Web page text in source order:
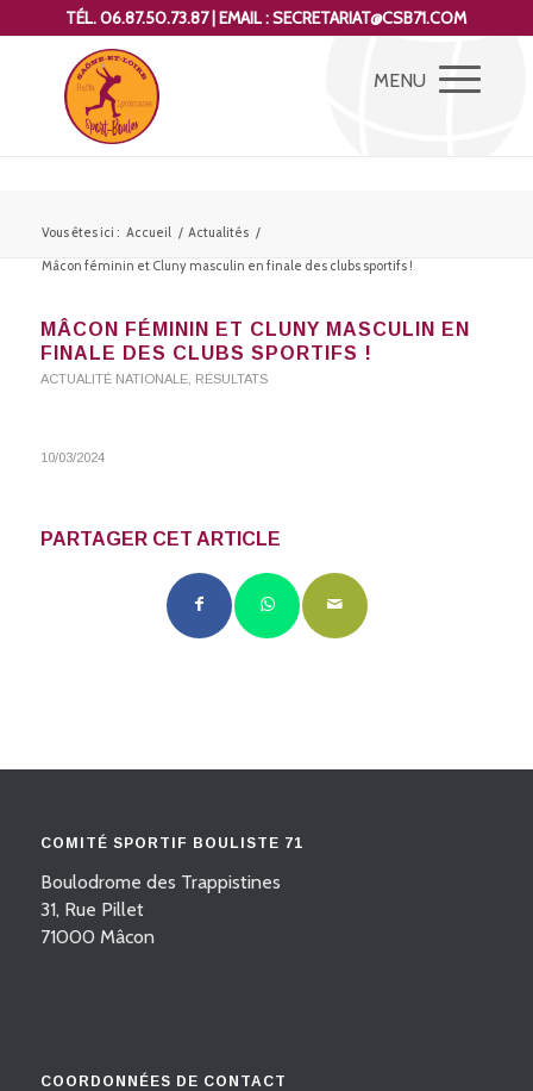
TÉL. 06.87.50.73.87 | EMAIL : SECRETARIAT@CSB71.COM
Vous êtes ici : Accueil / Actualités /
Mâcon féminin et Cluny masculin en finale des clubs sportifs !
MÂCON FÉMININ ET CLUNY MASCULIN EN
FINALE DES CLUBS SPORTIFS !
ACTUALITÉ NATIONALE, RÉSULTATS
10/03/2024
PARTAGER CET ARTICLE
COMITÉ SPORTIF BOULISTE 71
Boulodrome des Trappistines
31, Rue Pillet
71000 Mâcon
COORDONNÉES DE CONTACT